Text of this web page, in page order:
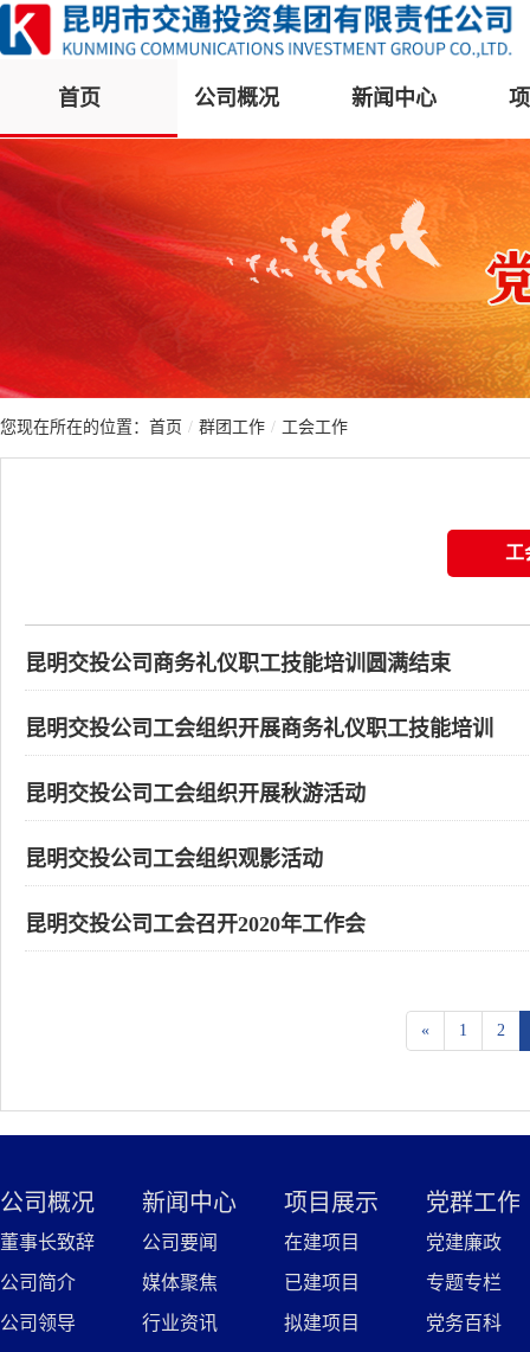
首页 公司概况 新闻中心
您现在所在的位置： 首页 / 群团工作 / 工会工作
工
昆明交投公司商务礼仪职工技能培训圆满结束
昆明交投公司工会组织开展商务礼仪职工技能培训
昆明交投公司工会组织开展秋游活动
昆明交投公司工会组织观影活动
昆明交投公司工会召开2020年工作会
« 1 2
公司概况
董事长致辞
公司简介
公司领导
新闻中心
公司要闻
媒体聚焦
行业资讯
项目展示
在建项目
已建项目
拟建项目
党群工作
党建廉政
专题专栏
党务百科